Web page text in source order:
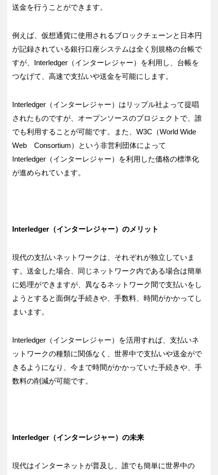
送金を行うことができます。
例えば、仮想通貨に使用されるブロックチェーンと日本円
が記録されている銀行口座システムは全く別規格の台帳で
すが、Interledger（インターレジャー）を利用し、台帳を
つなげて、高速で支払いや送金を可能にします。
Interledger（インターレジャー）はリップル社よって提唱
されたものですが、オープンソースのプロジェクトで、誰
でも利用することが可能です。また、W3C（World Wide
Web Consortium）という非営利団体によって
Interledger（インターレジャー）を利用した価格の標準化
が進められています。
Interledger（インターレジャー）のメリット
現代の支払いネットワークは、それぞれが独立していま
す。送金した場合、同じネットワーク内である場合は簡単
に処理ができますが、異なるネットワーク間で支払いをし
ようとすると面倒な手続きや、手数料、時間がかかってし
まいます。
Interledger（インターレジャー）を活用すれば、支払いネ
ットワークの種類に関係なく、世界中で支払いや送金がで
きるようになり、今まで時間がかかっていた手続きや、手
数料の削減が可能です。
Interledger（インターレジャー）の未来
現代はインターネットが普及し、誰でも簡単に世界中の